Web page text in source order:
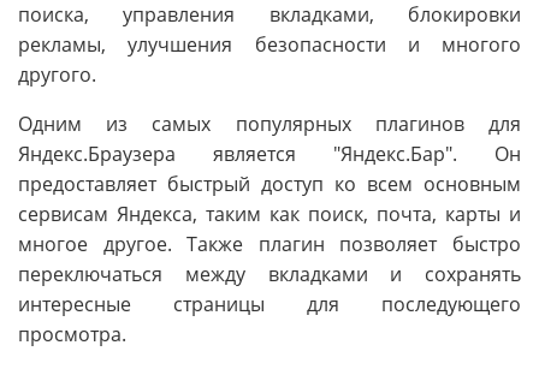
поиска, управления вкладками, блокировки
рекламы, улучшения безопасности и многого
другого.
Одним из самых популярных плагинов для
Яндекс.Браузера является "Яндекс.Бар". Он
предоставляет быстрый доступ ко всем основным
сервисам Яндекса, таким как поиск, почта, карты и
многое другое. Также плагин позволяет быстро
переключаться между вкладками и сохранять
интересные страницы для последующего
просмотра.